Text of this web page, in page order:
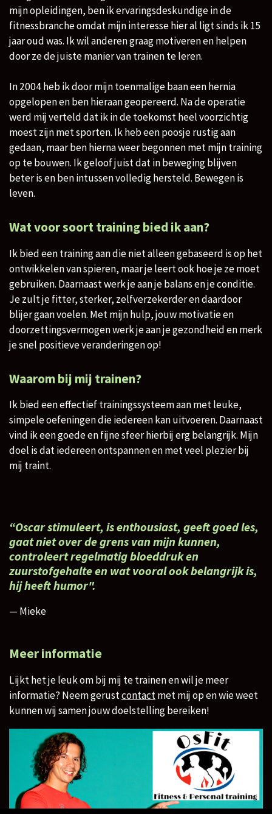
mijn opleidingen, ben ik ervaringsdeskundige in de
fitnessbranche omdat mijn interesse hier al ligt sinds ik 15
jaar oud was. Ik wil anderen graag motiveren en helpen
door ze de juiste manier van trainen te leren. ​
In 2004 heb ik door mijn toenmalige baan een hernia
opgelopen en ben hieraan geopereerd. Na de operatie
werd mij verteld dat ik in de toekomst heel voorzichtig
moest zijn met sporten. Ik heb een poosje rustig aan
gedaan, maar ben hierna weer begonnen met mijn training
op te bouwen. Ik geloof juist dat in beweging blijven
beter is en ben intussen volledig hersteld. Bewegen is
leven.
Wat voor soort training bied ik aan?​
Ik bied een training aan die niet alleen gebaseerd is op het
ontwikkelen van spieren, maar je leert ook hoe je ze moet
gebruiken. Daarnaast werk je aan je balans en je conditie.
Je zult je fitter, sterker, zelfverzekerder en daardoor
blijer gaan voelen.​​ ​Met mijn hulp, jouw motivatie en
doorzettingsvermogen werk je aan je gezondheid en merk
je snel positieve veranderingen op!
Waarom bij mij trainen?
Ik bied een effectief trainingssysteem aan met leuke,
simpele oefeningen die iedereen kan uitvoeren. Daarnaast
vind ik een goede en fijne sfeer hierbij erg belangrijk. Mijn
doel is dat iedereen ontspannen en met veel plezier bij
mij traint.
“Oscar stimuleert, is enthousiast, geeft goed les,
gaat niet over de grens van mijn kunnen,
controleert regelmatig bloeddruk en
zuurstofgehalte en wat vooral ook belangrijk is,
hij heeft humor".
— Mieke
Meer informatie
Lijkt het je leuk om bij mij te trainen en wil je meer
informatie?​ Neem gerustcontactmet mij op en wie weet
kunnen wij samen jouw doelstelling bereiken!